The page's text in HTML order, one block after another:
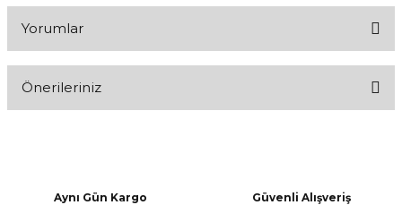
Yorumlar
Önerileriniz
Aynı Gün Kargo
Güvenli Alışveriş